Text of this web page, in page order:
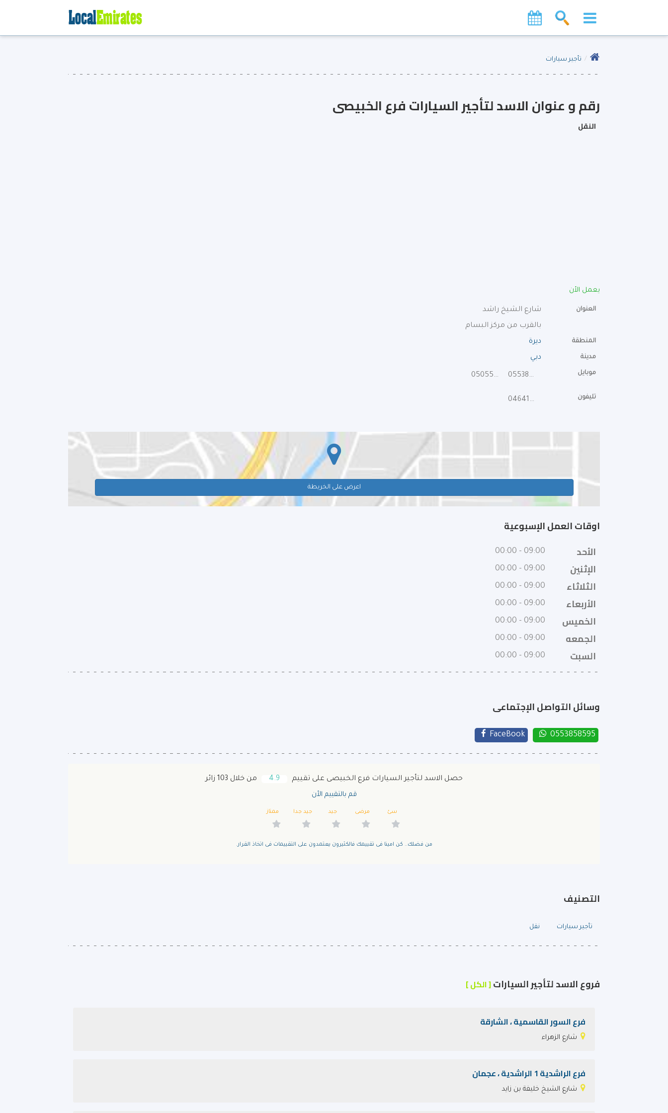
تأجير سيارات
رقم و عنوان الاسد لتأجير السيارات فرع الخبيصى
النقل
يعمل الأن
العنوان
شارع الشيخ راشد
بالقرب من مركز البسام
المنطقة ديرة
مدينة دبي
موبايل 0553858595
0505557152
تليفون 046410707
اعرض على الخريطة
اوقات العمل الإسبوعية
الأحد
09:00 - 00:00
الإثنين 09:00 - 00:00
الثلاثاء 09:00 - 00:00
الأربعاء 09:00 - 00:00
الخميس 09:00 - 00:00
الجمعه 09:00 - 00:00
السبت 09:00 - 00:00
وسائل التواصل الإجتماعى
0553858595
FaceBook
حصل الاسد لتأجير السيارات فرع الخبيصى على تقييم 4.9 من خلال 103 زائر
قم بالتقييم الأن
سئ مرضى جيد جيد جدا ممتاز
من فضلك.. كن امينا فى تقييمك فالكثيرون يعتمدون على التقييمات فى اتخاذ القرار.
التصنيف
تأجير سيارات نقل
فروع الاسد لتأجير السيارات[ الكل ]
فرع السور القاسمية ، الشارقة
شارع الزهراء
فرع الراشدية 1 الراشدية ، عجمان
شارع الشيخ خليفة بن زايد